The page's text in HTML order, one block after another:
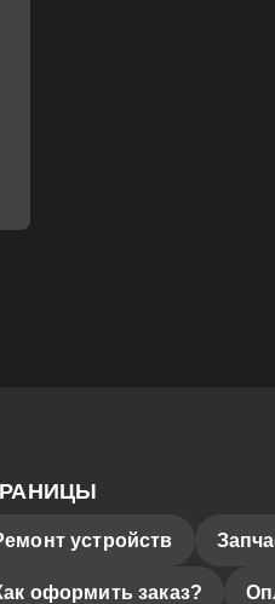
устройств
оформить заказ?